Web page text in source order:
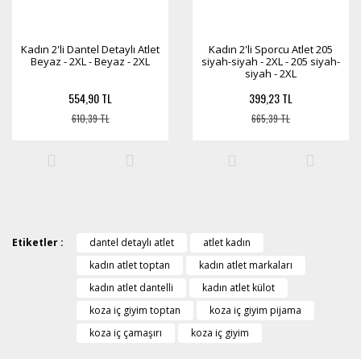
Kadın 2'li Dantel Detaylı Atlet
Beyaz - 2XL - Beyaz - 2XL
554,90 TL
610,39 TL
Kadın 2'li Sporcu Atlet 205
siyah-siyah - 2XL - 205 siyah-
siyah - 2XL
399,23 TL
665,39 TL
Etiketler : dantel detaylı atlet
atlet kadın
kadın atlet toptan
kadın atlet markaları
kadın atlet dantelli
kadın atlet külot
koza iç giyim toptan
koza iç giyim pijama
koza iç çamaşırı
koza iç giyim